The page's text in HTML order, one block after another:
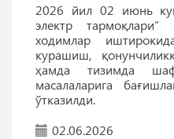
2026 йил 02 июнь
электр
ходимлар
курашиш,
ҳамда тизимда
масалаларига
ўтказилди.
02.06.2026